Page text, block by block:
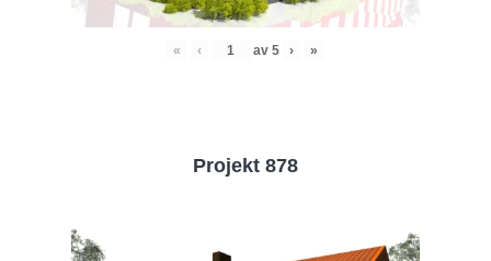
« ‹ av 5 › »
Projekt 878